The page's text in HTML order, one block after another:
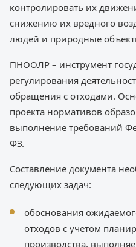
контролировать их
снижению их вредного
людей и природные
ПНООЛР – инструмент
регулирования
обращения с отходами.
проекта нормативов
выполнение требований
ФЗ.
Составление документа
следующих задач:
обоснования
отходов с учетом
производства,